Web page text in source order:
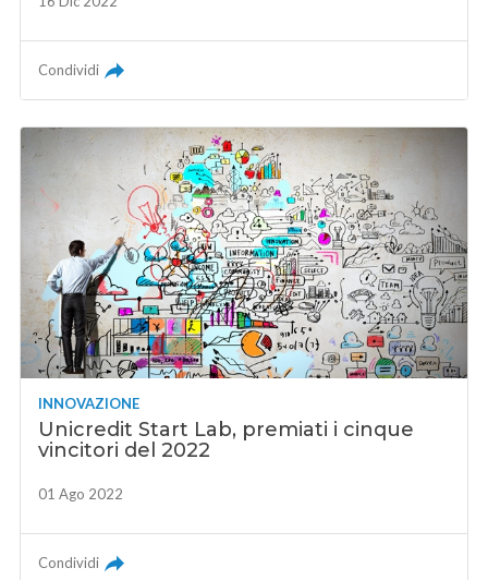
Condividi
INNOVAZIONE
Unicredit Start Lab, premiati i cinque
vincitori del 2022
01 Ago 2022
Condividi